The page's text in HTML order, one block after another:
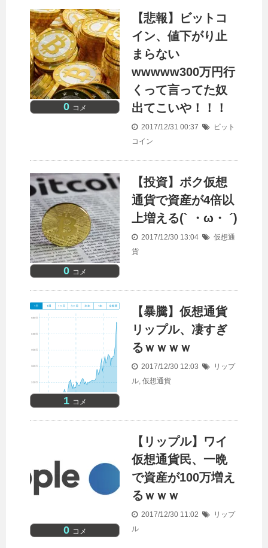
0 コメ
【悲報】ビットコ
イン、値下がり止
まらない
wwwww300万円行
くって言ってた奴
出てこいや！！！
2017/12/31 00:37
ビット
コイン
0 コメ
【投資】ボク仮想
通貨で資産が4倍以
上増える(` ・ω・ ´)
2017/12/30 13:04
仮想通
貨
1 コメ
【暴騰】仮想通貨
リップル、凄すぎ
るｗｗｗｗ
2017/12/30 12:03
リップ
ル, 仮想通貨
0 コメ
【リップル】ワイ
仮想通貨民、一晩
で資産が100万増え
るｗｗｗ
2017/12/30 11:02
リップ
ル